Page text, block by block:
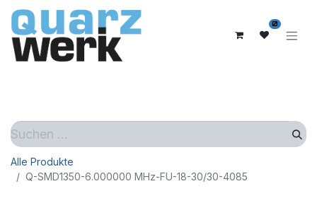
0
Alle Produkte
Q-SMD1350-6.000000 MHz-FU-18-30/30-4085